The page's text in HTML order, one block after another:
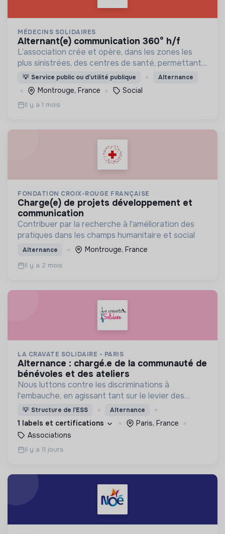
MÉDECINS SOLIDAIRES
alternant(e) communication 360° h/f
L’association crée et opère, dans les zones les
plus sinistrées, des centres de santé, permettant
aux populations de retrouver une porte à laquelle
frapper lorsque le besoin médical survient.
💡 Service public ou d’utilité publique Alternance
Montrouge, France Social
Il y a 1 mois
FONDATION CROIX-ROUGE FRANÇAISE
charge(e) de projets développement et
communication
Contribuer par la recherche à l'amélioration des
pratiques dans les champs humanitaire et social
Alternance Montrouge, France
Il y a 2 mois
LA CRAVATE SOLIDAIRE - PARIS
alternance : chargé.e de la communauté de
bénévoles et des ateliers
Nous luttons contre les discriminations à
l'embauche, en agissant tant sur le levier des
candidats par le biais d'accompagnements que sur
le levier des recruteurs !
💡 Structure de l’ESS Alternance
1 labels et certifications
Paris, France
Associations
Il y a 11 jours